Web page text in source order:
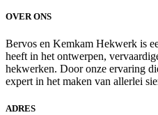
OVER ONS
Bervos en Kemkam Hekwerk is
heeft in het ontwerpen,
hekwerken. Door onze ervaring
expert in het maken van allerlei
ADRES